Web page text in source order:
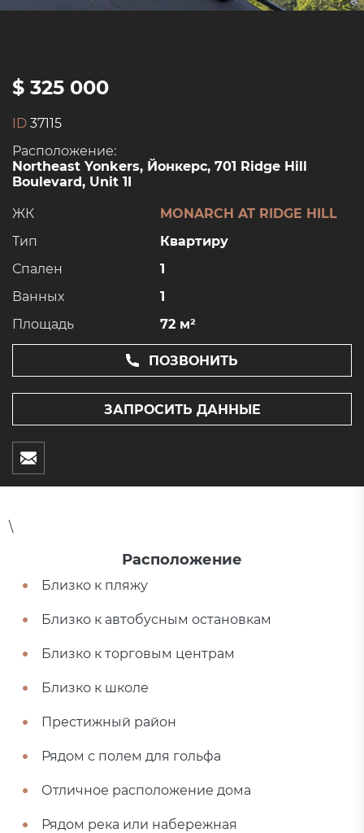
$ 325 000
ID 37115
Расположение:
Northeast Yonkers, Йонкерс, 701 Ridge Hill
Boulevard, Unit 1I
ЖК
MONARCH AT RIDGE HILL
Тип
Квартиру
Спален
1
Ванных
1
Площадь
72 м²
ПОЗВОНИТЬ
ЗАПРОСИТЬ ДАННЫЕ
\
Расположение
Близко к пляжу
Близко к автобусным остановкам
Близко к торговым центрам
Близко к школе
Престижный район
Рядом с полем для гольфа
Отличное расположение дома
Рядом река или набережная